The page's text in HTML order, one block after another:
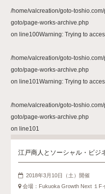
/home/valcreation/goto-
goto/page-works-archive.php
on line100Warning: Trying to
/home/valcreation/goto-
goto/page-works-archive.php
on line101Warning: Trying to
/home/valcreation/goto-
goto/page-works-archive.php
on line101
江戸商人とソーシャル・ビジ
2018年3月10日（土）開催
会場：Fukuoka Growth Next １F